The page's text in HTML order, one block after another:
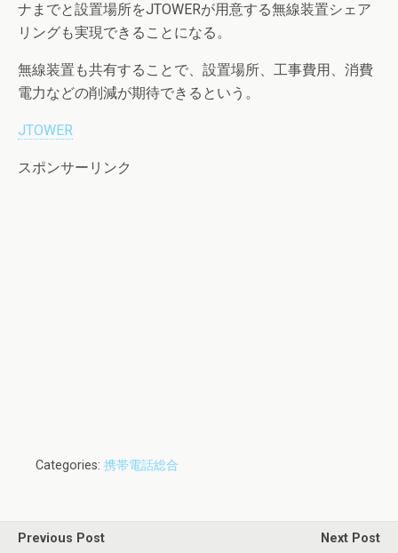
ナまでと設置場所をJTOWERが用意する無線装置シェア
リングも実現できることになる。
無線装置も共有することで、設置場所、工事費用、消費
電力などの削減が期待できるという。
JTOWER
スポンサーリンク
Categories: 携帯電話総合
Previous Post
Next Post